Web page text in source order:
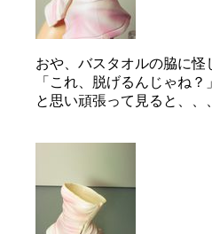
おや、バスタオルの脇に
「これ、脱げるんじゃね？」
と思い頑張って見ると、、、